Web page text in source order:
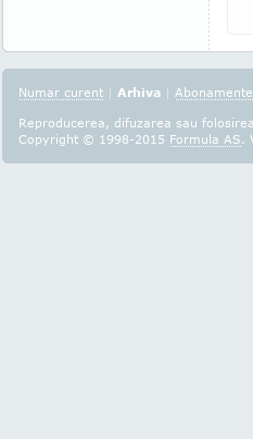
Numar curent | Arhiva | Abonamente
Reproducerea, difuzarea sau
Copyright © 1998-2015 Formula AS.